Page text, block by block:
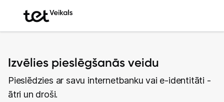
Izvēlies pieslēgšanās veidu
Pieslēdzies ar savu internetbanku vai e-identitāti -
ātri un droši.